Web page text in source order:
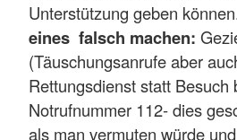
Unterstützung geben
eines falsch machen:
(Täuschungsanrufe aber
Rettungsdienst statt Besuch
Notrufnummer 112- dies
als man vermuten würde